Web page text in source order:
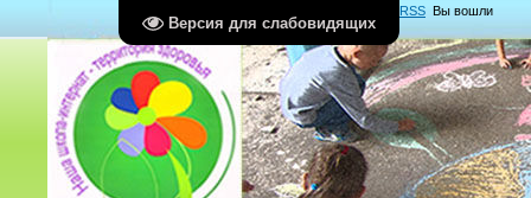
Версия для слабовидящих
RSS Вы вошли
какГость Группа "Гости"